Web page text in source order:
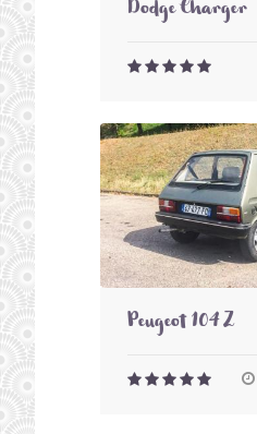
Dodge Charger
Peugeot 104 Z